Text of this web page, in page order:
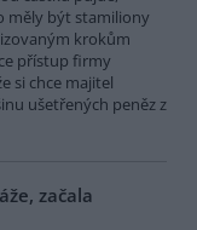
měly být stamiliony
krokům
přístup firmy
si chce majitel
ušetřených peněz z
začala